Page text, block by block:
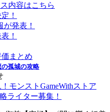
内容はこちら
！
が発表！
！
まとめ
の孤城の攻略
モンストGameWithストア
ライター募集！